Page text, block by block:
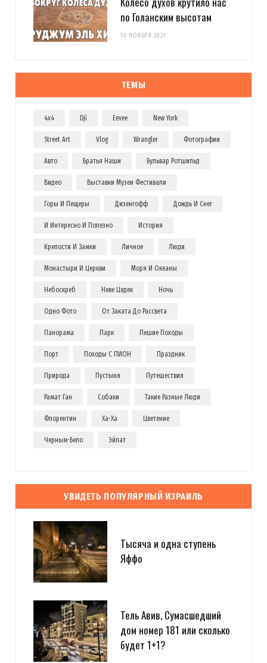
по Голанским высотам
10 НОЯБРЯ 2021
ТЕМЫ
4x4 Dji Eevee New York
Street Art Vlog Wrangler Фотографии
Авто Братья Наши Бульвар Ротшильд
Видео Выставки Музеи Фестивали
Горы И Пещеры Дизенгофф Дождь И Снег
И Интересно И Полезно История
Крепости И Замки Личное Люди
Монастыри И Церкви Моря И Океаны
Небоскреб Неве Цедек Ночь
Одно Фото От Заката До Рассвета
Панорама Парк Пешие Походы
Порт Походы С ПИОН Праздник
Природа Пустыня Путешествия
Рамат Ган Собаки Такие Разные Люди
Флорентин Ха-Ха Цветение
Черным-Бело Эйлат
УВИДЕТЬ ПОПУЛЯРНЫЙ ИЗРАИЛЬ
Тысяча и одна ступень
Яффо
Тель Авив, Сумасшедший
дом номер 181 или сколько
будет 1+1?